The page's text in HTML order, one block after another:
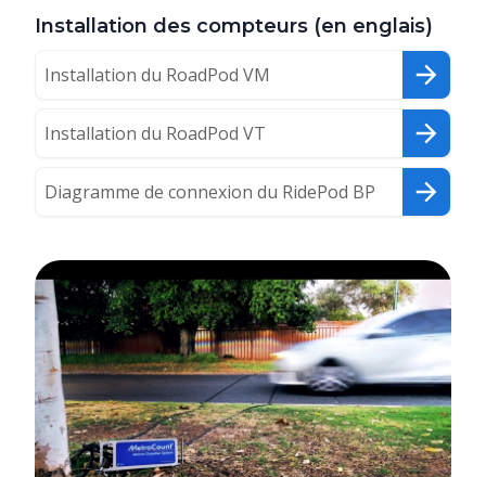
Installation des compteurs (en englais)
Installation du RoadPod VM
Installation du RoadPod VT
Diagramme de connexion du RidePod BP